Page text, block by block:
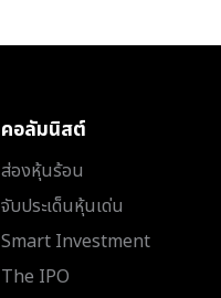
คอลัมนิสต์
ส่องหุ้นร้อน
จับประเด็นหุ้นเด่น
Smart Investment
The IPO